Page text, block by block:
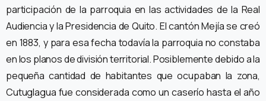
participación de la parroquia en las actividades de la Real
Audiencia y la Presidencia de Quito. El cantón Mejía se creó
en 1883, y para esa fecha todavía la parroquia no constaba
en los planos de división territorial. Posiblemente debido a la
pequeña cantidad de habitantes que ocupaban la zona,
Cutuglagua fue considerada como un caserío hasta el año